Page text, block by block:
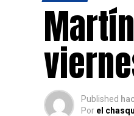
Published
Por el